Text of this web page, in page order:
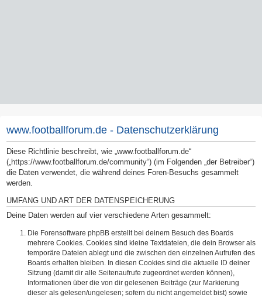
www.footballforum.de - Datenschutzerklärung
Diese Richtlinie beschreibt, wie „www.footballforum.de“
(„https://www.footballforum.de/community“) (im Folgenden „der Betreiber“)
die Daten verwendet, die während deines Foren-Besuchs gesammelt
werden.
UMFANG UND ART DER DATENSPEICHERUNG
Deine Daten werden auf vier verschiedene Arten gesammelt:
Die Forensoftware phpBB erstellt bei deinem Besuch des Boards
mehrere Cookies. Cookies sind kleine Textdateien, die dein Browser als
temporäre Dateien ablegt und die zwischen den einzelnen Aufrufen des
Boards erhalten bleiben. In diesen Cookies sind die aktuelle ID deiner
Sitzung (damit dir alle Seitenaufrufe zugeordnet werden können),
Informationen über die von dir gelesenen Beiträge (zur Markierung
dieser als gelesen/ungelesen; sofern du nicht angemeldet bist) sowie